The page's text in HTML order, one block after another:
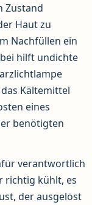
Zustand
Haut zu
Nachfüllen ein
hilft undichte
Kältemittel
eines
benötigten
verantwortlich
richtig kühlt, es
der ausgelöst